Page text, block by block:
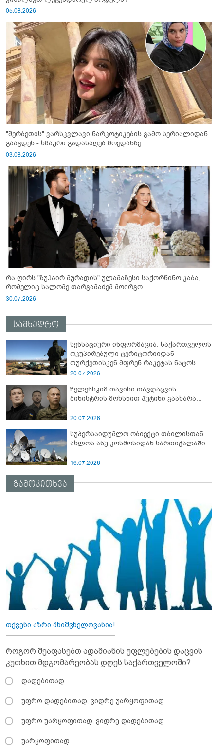
05.08.2026
"შერბეთის" ვარსკვლავი ნარკოტიკების გამო სერიალიდან
გააგდეს - ხმაური გადასაღებ მოედანზე
03.08.2026
რა ღირს "ზუჰაირ მურადის" ულამაზესი საქორწინო კაბა,
რომელიც სალომე თარგამაძემ მოირგო
30.07.2026
სამხედრო
სენსაციური ინფორმაცია: საქართველოს
ოკუპირებული ტერიტორიიდან
თურქეთისკენ მფრენ რაკეტას ნატოს
სამიტი კინაღამ ჩაუშლია
20.07.2026
ზელენსკიმ თავისი თავდაცვის
მინისტრის მოხსნით პუტინი გაახარა...
20.07.2026
სუპერსაიდუმლო ობიექტი თბილისთან
ახლოს ანუ კოსმოსიდან სართიჭალაში
16.07.2026
გამოკითხვა
თქვენი აზრი მნიშვნელოვანია!
როგორ შეაფასებთ ადამიანის უფლებების დაცვის
კუთხით მდგომარეობას დღეს საქართველოში?
დადებითად
უფრო დადებითად, ვიდრე უარყოფითად
უფრო უარყოფითად, ვიდრე დადებითად
უარყოფითად